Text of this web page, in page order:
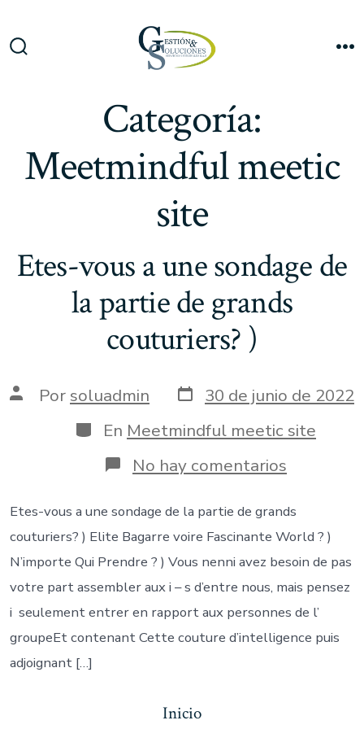
Categoría:
Meetmindful meetic
site
Etes-vous a une sondage de
la partie de grands
couturiers? )
AutorPor soluadmin Fecha
de
publicación
30 de junio de 2022
Categorías
En Meetmindful meetic site
No hay comentarios
Etes-
a
une
sondage
de
la
partie
de
Etes-vous a une sondage de la partie de grands
couturiers? ) Elite Bagarre voire Fascinante World ? )
N’importe Qui Prendre ? ) Vous nenni avez besoin de pas
votre part assembler aux i – s d’entre nous, mais pensez
i seulement entrer en rapport aux personnes de l’
groupeEt contenant Cette couture d’intelligence puis
adjoignant […]
Inicio